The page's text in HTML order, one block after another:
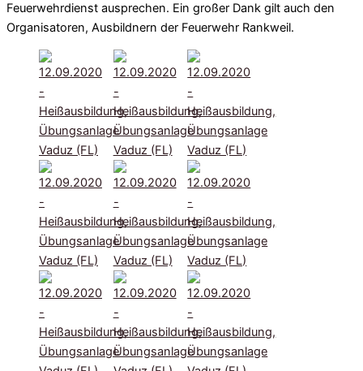
Feuerwehrdienst ausprechen. Ein großer Dank gilt auch den
Organisatoren, Ausbildnern der Feuerwehr Rankweil.